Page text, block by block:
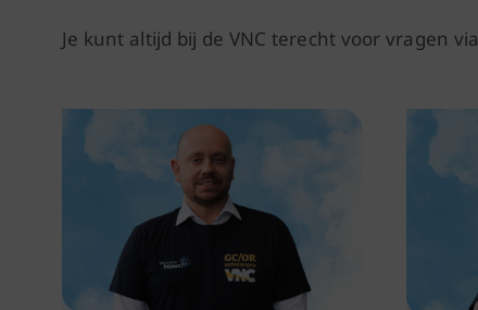
Je kunt altijd bij de VNC terecht voor vragen via